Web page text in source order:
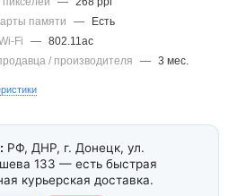
памяти
—
Есть
Fi
— 802.11ac
/ производителя
— 3 мес.
РФ, ДНР, г. Донецк, ул.
133 — есть быстрая
курьерская доставка.